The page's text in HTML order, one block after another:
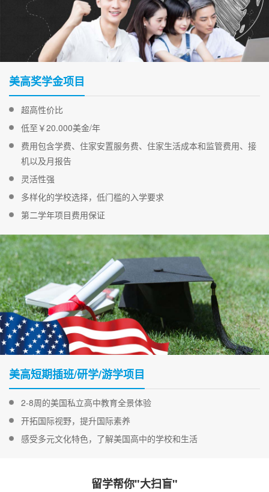
美高奖学金项目
超高性价比
低至￥20.000美金/年
费用包含学费、住家安置服务费、住家生活成本和监管费用、接
机以及月报告
灵活性强
多样化的学校选择，低门槛的入学要求
第二学年项目费用保证
美高短期插班/研学/游学项目
2-8周的美国私立高中教育全景体验
开拓国际视野，提升国际素养
感受多元文化特色，了解美国高中的学校和生活
留学帮你"大扫盲"